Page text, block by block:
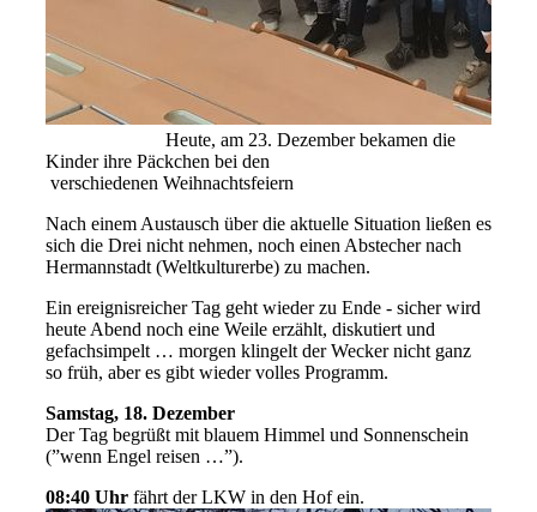
Heute, am 23. Dezember bekamen die
Kinder ihre Päckchen bei den
verschiedenen Weihnachtsfeiern
Nach einem Austausch über die aktuelle Situation ließen es
sich die Drei nicht nehmen, noch einen Abstecher nach
Hermannstadt (Weltkulturerbe) zu machen.
Ein ereignisreicher Tag geht wieder zu Ende - sicher wird
heute Abend noch eine Weile erzählt, diskutiert und
gefachsimpelt … morgen klingelt der Wecker nicht ganz
so früh, aber es gibt wieder volles Programm.
Samstag, 18. Dezember
Der Tag begrüßt mit blauem Himmel und Sonnenschein
(”wenn Engel reisen …”).
08:40 Uhrfährt der LKW in den Hof ein.